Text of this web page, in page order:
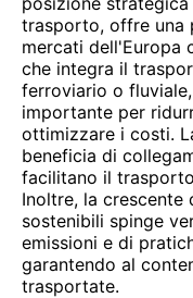
trasporto, offre una
mercati dell'Europa
che integra il
ferroviario o
importante per
ottimizzare i costi.
beneficia di
facilitano il
Inoltre, la
sostenibili spinge
emissioni e di
garantendo al
trasportate.